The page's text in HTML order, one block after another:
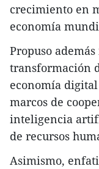
crecimiento en
economía
Propuso
transformación
economía
marcos de
inteligencia
de recursos
Asimismo,